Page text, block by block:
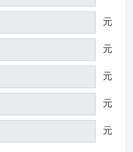
元
元
元
元
元